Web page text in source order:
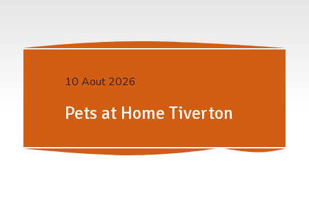
10 Aout 2026
Pets at Home Tiverton